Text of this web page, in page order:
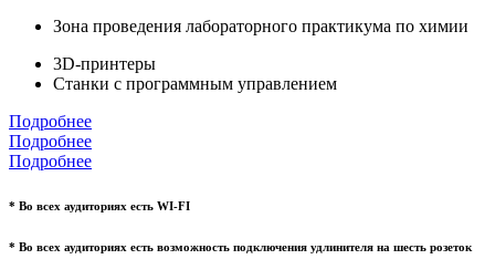
Зона проведения лабораторного практикума по химии
3D-принтеры
Станки с программным управлением
Подробнее
Подробнее
Подробнее
* Во всех аудиториях есть WI-FI
* Во всех аудиториях есть возможность подключения удлинителя на шесть розеток